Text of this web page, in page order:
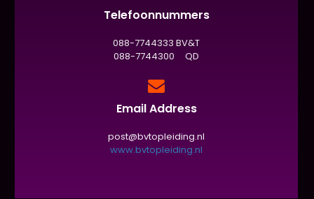
Telefoonnummers
088-7744333 BV&T
088-7744300 QD
Email Address
post@bvtopleiding.nl
www.bvtopleiding.nl